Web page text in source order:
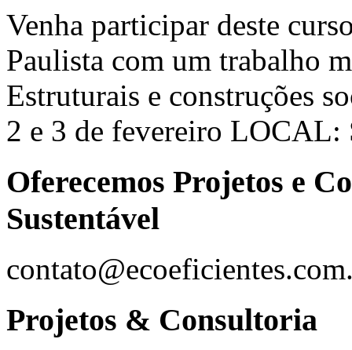
Venha participar deste
Paulista com um trabalho
Estruturais e construções
2 e 3 de fevereiro
Oferecemos Projetos e
Sustentável
Projetos & Consultoria